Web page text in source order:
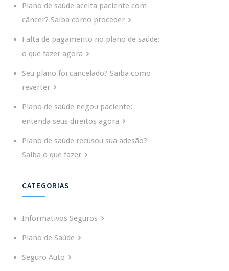
Plano de saúde aceita paciente com
câncer? Saiba como proceder
Falta de pagamento no plano de saúde:
o que fazer agora
Seu plano foi cancelado? Saiba como
reverter
Plano de saúde negou paciente:
entenda seus direitos agora
Plano de saúde recusou sua adesão?
Saiba o que fazer
CATEGORIAS
Informativos Seguros
Plano de Saúde
Seguro Auto